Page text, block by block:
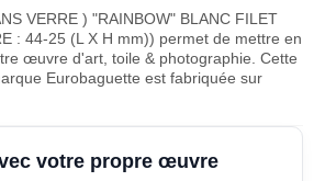
VERRE ) "RAINBOW" BLANC FILET
: 44-25 (L X H mm)) permet de mettre en
œuvre d'art, toile & photographie. Cette
Eurobaguette est fabriquée sur
votre propre œuvre